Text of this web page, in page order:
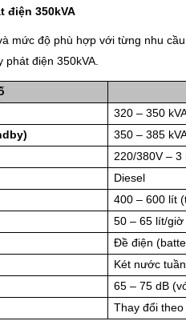
điện 350kVA
mức độ phù hợp với từng nhu
phát điện 350kVA.
320 – 350
350 – 385
220/380V – 3
Diesel
400 – 600 lít
50 – 65 lít/giờ
Đề điện
Két nước
65 – 75 dB
Thay đổi